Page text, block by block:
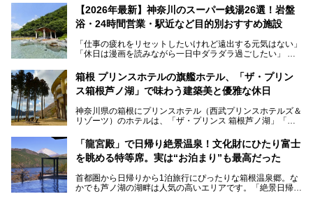
的な“没入感（イマーシブ）”を体験できます。
今回は、そんな大注目の施設に一足先にお邪魔し、その全貌
を見学させていただきました！
サウナ室の中に咲き誇る桜、魚たちが泳ぐ水風呂、そしてバ
リのビーチを思わせる休憩スペース…。驚きの連続だった館
内の様子をレポートします！
【2026年最新】神奈川のスーパー銭湯26選！岩盤
浴・24時間営業・駅近など目的別おすすめ施設
「仕事の疲れをリセットしたいけれど遠出する元気はない」
「休日は漫画を読みながら一日中ダラダラ過ごしたい」
たい」
そんな「癒やされたい」という願いを叶えてくれるのが、神
神奈川県には、サウナや岩盤浴、一日中遊べるエンタメ施設
など、“非日常”を味わえるスーパー銭湯が数多く揃っていま
う」という人も多いはず。
そこで今回は、神奈川県内の人気施設26選を「安さ」「岩
業」「駅近」など、目的別に厳選して紹介します。
今の気分にぴったりの施設を見つけて、最高のリフレッシュ
箱根 プリンスホテルの旗艦ホテル、「ザ・プリン
ス箱根芦ノ湖」で味わう建築美と優雅な休日
神奈川県の箱根にプリンスホテル（西武プリンスホテルズ＆
リゾーツ）のホテルは、「ザ・プリンス 箱根芦ノ湖」「芦
「箱根仙石原プリンスホテル」と4軒あり、今回ご紹介する
「ザ・プリンス 箱根芦ノ湖」は、その中でもフラッグシッ
プ（旗艦）に位置づけられる特別なホテルです。
昭和の日本を代表する建築家の一人、村野藤吾が芦ノ湖の畔
に建てた桃源郷のようなホテルがここ。自家源泉の温泉や、
「龍宮殿」で日帰り絶景温泉！文化財にひたり富士
を眺める特等席。実は“お泊まり”も最高だった
首都圏から日帰りから1泊旅行にぴったりな箱根温泉郷。な
かでも芦ノ湖の湖畔は人気の高いエリアです。「絶景日帰り